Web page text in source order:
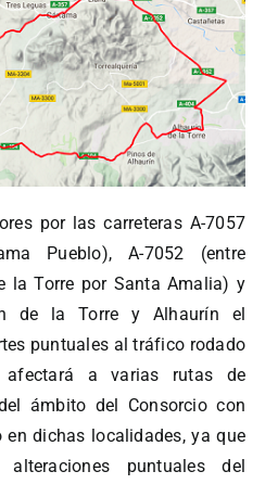
por las carreteras A-7057
Pueblo), A-7052 (entre
la Torre por Santa Amalia) y
de la Torre y Alhaurín el
puntuales al tráfico rodado
afectará a varias rutas de
ámbito del Consorcio con
dichas localidades, ya que
puntuales del